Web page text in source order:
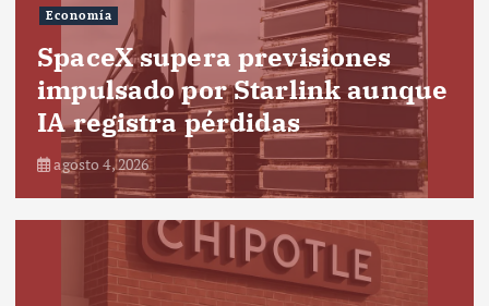
Economía
SpaceX supera previsiones
impulsado por Starlink aunque
IA registra pérdidas
agosto 4, 2026